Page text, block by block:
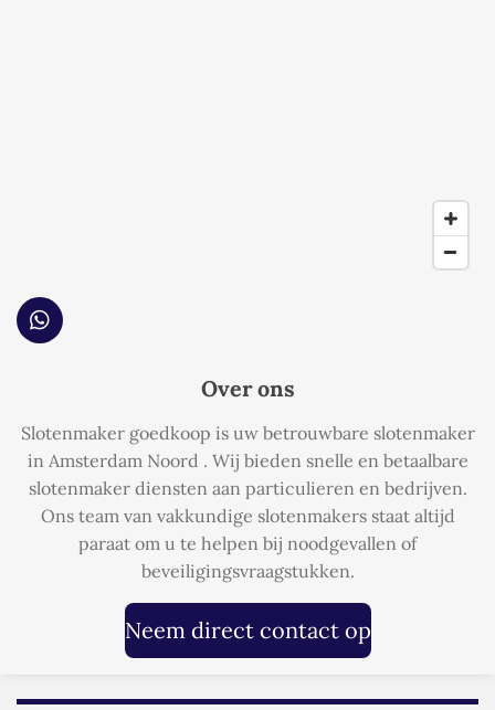
W
h
A
p
Over ons
Slotenmaker goedkoop is uw betrouwbare slotenmaker
in Amsterdam Noord . Wij bieden snelle en betaalbare
slotenmaker diensten aan particulieren en bedrijven.
Ons team van vakkundige slotenmakers staat altijd
paraat om u te helpen bij noodgevallen of
beveiligingsvraagstukken.
Neem direct contact op